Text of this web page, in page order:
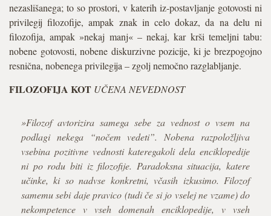
nezaslišanega; to so prostori, v katerih iz-postavljanje gotovosti ni
privilegij filozofije, ampak znak in celo dokaz, da na delu ni
filozofija, ampak »nekaj manj« – nekaj, kar krši temeljni tabu:
nobene gotovosti, nobene diskurzivne pozicije, ki je brezpogojno
resnična, nobenega privilegija – zgolj nemočno razglabljanje.
FILOZOFIJA KOT UČENA NEVEDNOST
»Filozof avtorizira samega sebe za vednost o vsem na
podlagi nekega “nočem vedeti”. Nobena razpoložljiva
vsebina pozitivne vednosti kateregakoli dela enciklopedije
ni po rodu biti iz filozofije. Paradoksna situacija, katere
učinke, ki so nadvse konkretni, včasih izkusimo. Filozof
samemu sebi daje pravico (tudi če si jo vselej ne vzame) do
nekompetence v vseh domenah enciklopedije, v vseh